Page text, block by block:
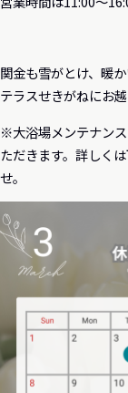
関金も雪がとけ、暖
テラスせきがねにお
※大浴場メンテナン
ただきます。詳しく
せ。